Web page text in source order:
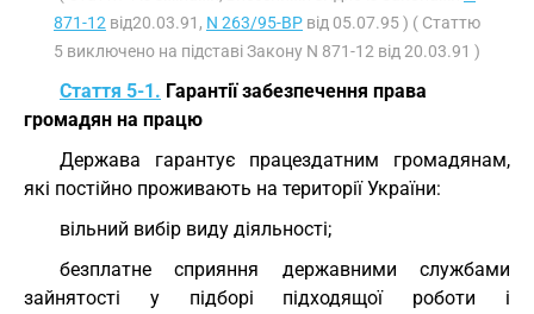
871-12 від20.03.91, N 263/95-ВР від 05.07.95 ) ( Статтю
5 виключено на підставі Закону N 871-12 від 20.03.91 )
Стаття 5-1. Гарантії забезпечення права
громадян на працю
Держава гарантує працездатним громадянам,
які постійно проживають на території України:
вільний вибір виду діяльності;
безплатне сприяння державними службами
зайнятості у підборі підходящої роботи і